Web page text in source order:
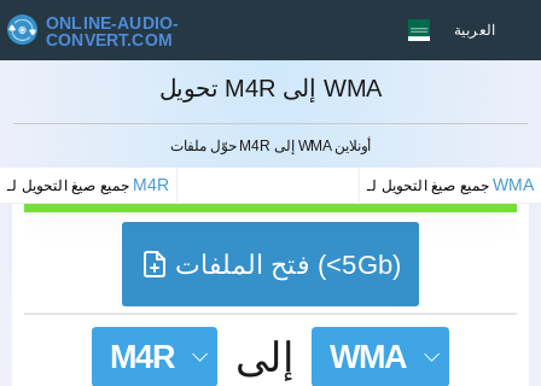
ONLINE-AUDIO-
CONVERT.COM
العربية
تحويل M4R إلى WMA
حوّل ملفات M4R إلى WMA أونلاين
M4R جميع صيغ التحويل لـWMA
إلغاء
فتح الملفات (<5Gb)
M4R إلى WMA